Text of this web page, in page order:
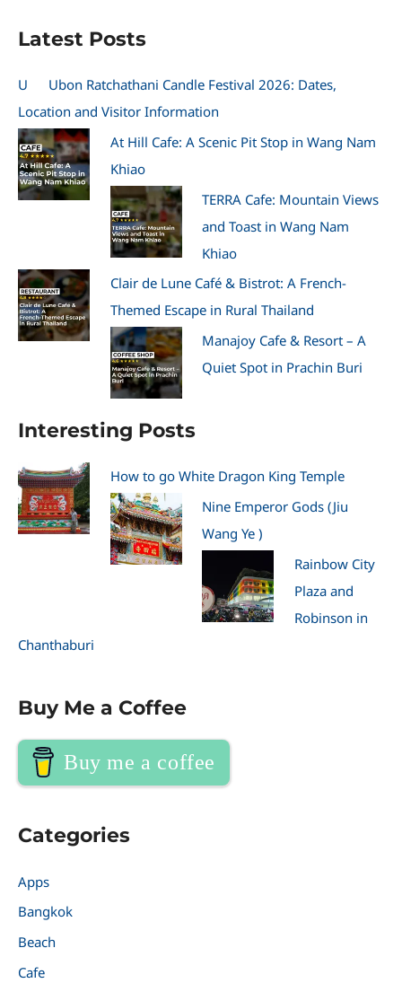
Latest Posts
U
Ubon Ratchathani Candle Festival 2026: Dates,
Location and Visitor Information
At Hill Cafe: A Scenic Pit Stop in Wang Nam
Khiao
TERRA Cafe: Mountain Views
and Toast in Wang Nam
Khiao
Clair de Lune Café & Bistrot: A French-
Themed Escape in Rural Thailand
Manajoy Cafe & Resort – A
Quiet Spot in Prachin Buri
Interesting Posts
How to go White Dragon King Temple
Nine Emperor Gods (Jiu
Wang Ye )
Rainbow City
Plaza and
Robinson in
Chanthaburi
Buy Me a Coffee
Buy me a coffee
Categories
Apps
Bangkok
Beach
Cafe